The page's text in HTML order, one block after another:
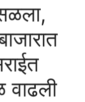
वाढली